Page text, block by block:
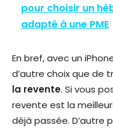
pour choisir un
adapté à une PME
En bref, avec un
d’autre choix que de
la revente. Si vous
revente est la
déjà passée. D’autre